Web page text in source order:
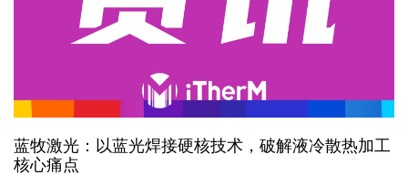
蓝牧激光：以蓝光焊接硬核技术，破解液冷散热加工
核心痛点